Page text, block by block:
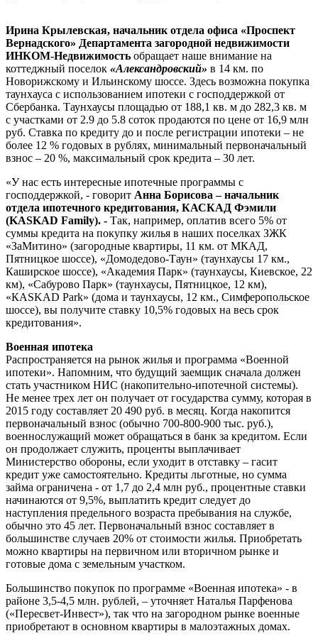
Ирина Крылевская, начальник отдела офиса «Проспект
Вернадского» Департамента загородной недвижимости
ИНКОМ-Недвижимость обращает наше внимание на
коттеджный поселок «Александровский» в 14 км. по
Новорижскому и Ильинскому шоссе. Здесь возможна покупка
таунхауса с использованием ипотеки с господдержкой от
Сбербанка. Таунхаусы площадью от 188,1 кв. м до 282,3 кв. м
с участками от 2.9 до 5.8 соток продаются по цене от 16,9 млн
руб. Ставка по кредиту до и после регистрации ипотеки – не
более 12 % годовых в рублях, минимальный первоначальный
взнос – 20 %, максимальный срок кредита – 30 лет.
«У нас есть интересные ипотечные программы с
господдержкой, - говорит Анна Борисова – начальник
отдела ипотечного кредитования, КАСКАД Фэмили
(KASKAD Family). - Так, например, оплатив всего 5% от
суммы кредита на покупку жилья в наших поселках ЗЖК
«ЗаМитино» (загородные квартиры, 11 км. от МКАД,
Пятницкое шоссе), «Домодедово-Таун» (таунхаусы 17 км.,
Каширское шоссе), «Академия Парк» (таунхаусы, Киевское, 22
км), «Сабурово Парк» (таунхаусы, Пятницкое, 12 км),
«КASKAD Park» (дома и таунхаусы, 12 км., Симферопольское
шоссе), вы получите ставку 10,5% годовых на весь срок
кредитования».
Военная ипотека
Распространяется на рынок жилья и программа «Военной
ипотеки». Напомним, что будущий заемщик сначала должен
стать участником НИС (накопительно-ипотечной системы).
Не менее трех лет он получает от государства сумму, которая в
2015 году составляет 20 490 руб. в месяц. Когда накопится
первоначальный взнос (обычно 700-800-900 тыс. руб.),
военнослужащий может обращаться в банк за кредитом. Если
он продолжает служить, проценты выплачивает
Министерство обороны, если уходит в отставку – гасит
кредит уже самостоятельно. Кредиты льготные, но сумма
займа ограничена - от 1,7 до 2,4 млн руб., процентные ставки
начинаются от 9,5%, выплатить кредит следует до
наступления предельного возраста пребывания на службе,
обычно это 45 лет. Первоначальный взнос составляет в
большинстве случаев 20% от стоимости жилья. Приобретать
можно квартиры на первичном или вторичном рынке и
готовые дома с земельным участком.
Большинство покупок по программе «Военная ипотека» - в
районе 3,5-4,5 млн. рублей, – уточняет Наталья Парфенова
(«Пересвет-Инвест»), так что на загородном рынке военные
приобретают в основном квартиры в малоэтажных домах.